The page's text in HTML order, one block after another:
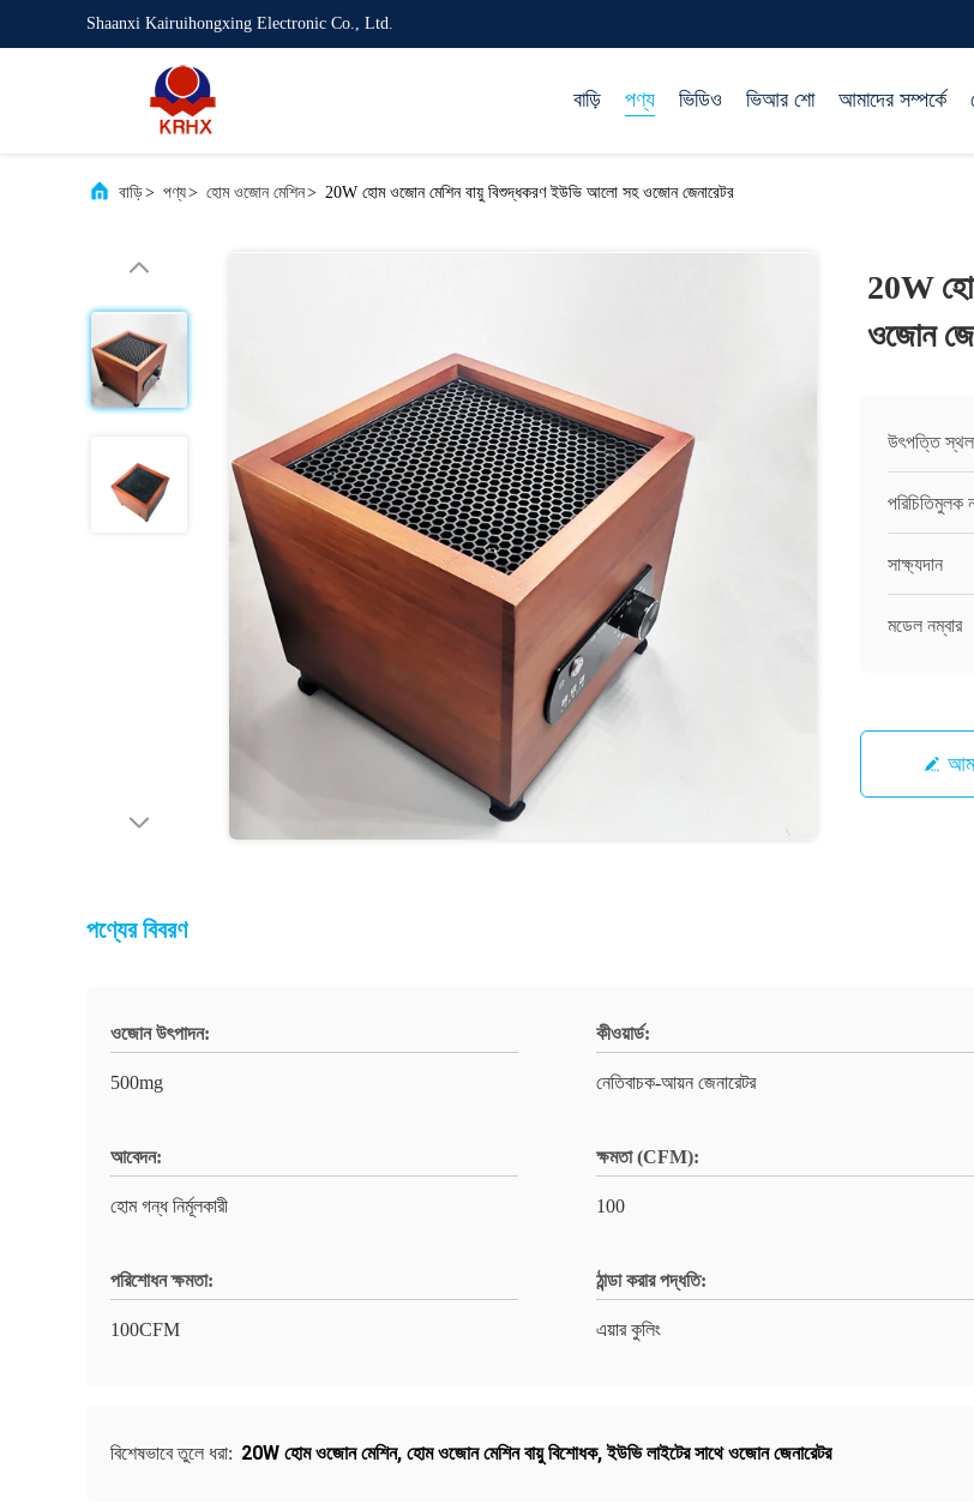
Shaanxi Kairuihongxing Electronic Co., Ltd.
বাড়ি পণ্য ভিডিও ভিআর শো আমাদের সম্পর্কে
বাড়ি> পণ্য> হোম ওজোন মেশিন> 20W হোম ওজোন মেশিন বায়ু বিশুদ্ধকরণ ইউভি আলো সহ ওজোন জেনারেটর
20W
ওজোন
উৎপত্তি স্থল
পরিচিতিমুলক
সাক্ষ্যদান
মডেল নম্বার
পণ্যের বিবরণ
ওজোন উৎপাদন:
500mg
কীওয়ার্ড:
নেতিবাচক-আয়ন জেনারেটর
আবেদন:
হোম গন্ধ নির্মূলকারী
ক্ষমতা (CFM):
100
পরিশোধন ক্ষমতা:
100CFM
ঠান্ডা করার পদ্ধতি:
এয়ার কুলিং
বিশেষভাবে তুলে ধরা: 20W হোম ওজোন মেশিন, হোম ওজোন মেশিন বায়ু বিশোধক,ইউভি লাইটের সাথে ওজোন জেনারেটর